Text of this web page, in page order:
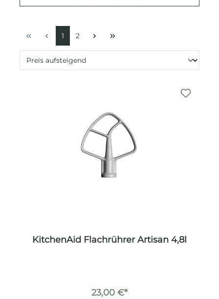
1 2
KitchenAid Flachrührer Artisan 4,8l
23,00 €*